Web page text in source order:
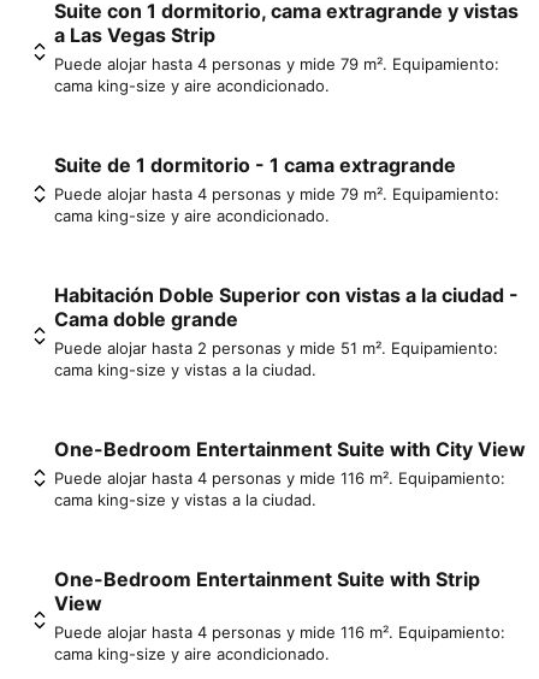
Suite con 1 dormitorio, cama extragrande y vistas
a Las Vegas Strip
Puede alojar hasta 4 personas y mide 79 m². Equipamiento:
cama king-size y aire acondicionado.
Suite de 1 dormitorio - 1 cama extragrande
Puede alojar hasta 4 personas y mide 79 m². Equipamiento:
cama king-size y aire acondicionado.
Habitación Doble Superior con vistas a la ciudad -
Cama doble grande
Puede alojar hasta 2 personas y mide 51 m². Equipamiento:
cama king-size y vistas a la ciudad.
One-Bedroom Entertainment Suite with City View
Puede alojar hasta 4 personas y mide 116 m². Equipamiento:
cama king-size y vistas a la ciudad.
One-Bedroom Entertainment Suite with Strip
View
Puede alojar hasta 4 personas y mide 116 m². Equipamiento:
cama king-size y aire acondicionado.